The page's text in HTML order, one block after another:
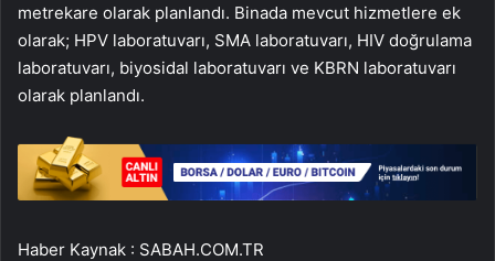
metrekare olarak planlandı. Binada mevcut hizmetlere ek
olarak; HPV laboratuvarı, SMA laboratuvarı, HIV doğrulama
laboratuvarı, biyosidal laboratuvarı ve KBRN laboratuvarı
olarak planlandı.
Haber Kaynak : SABAH.COM.TR